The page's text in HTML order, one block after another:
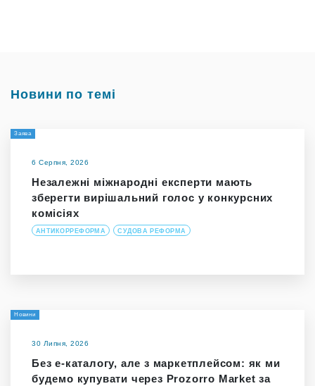
Новини по темі
Заява
6 Серпня, 2026
Незалежні міжнародні експерти мають
зберегти вирішальний голос у конкурсних
комісіях
АНТИКОРРЕФОРМА СУДОВА РЕФОРМА
Новини
30 Липня, 2026
Без е-каталогу, але з маркетплейсом: як ми
будемо купувати через Prozorro Market за